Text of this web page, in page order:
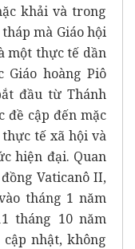
khải và trong
mà Giáo hội
một thực tế dần
hoàng Piô
đầu từ Thánh
đề cập đến mặc
tế xã hội và
hiện đại. Quan
Vaticanô II,
tháng 1 năm
tháng 10 năm
nhật, không